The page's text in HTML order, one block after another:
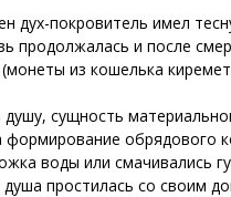
дух-покровитель имел
продолжалась и после
из кошелька
сущность
формирование обрядового
воды или смачивались
простилась со своим